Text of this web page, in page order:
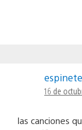
16 de
las canciones